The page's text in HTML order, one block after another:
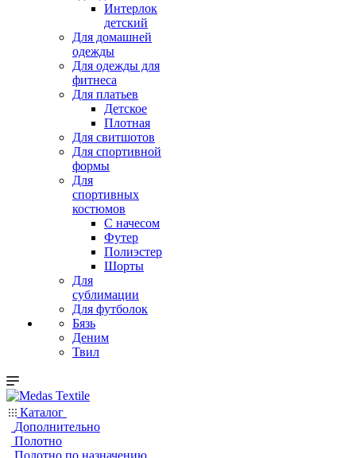
Интерлок
детский
Для домашней
одежды
Для одежды для
фитнеса
Для платьев
Детское
Плотная
Для свитшотов
Для спортивной
формы
Для
спортивных
костюмов
С начесом
Футер
Полиэстер
Шорты
Для
сублимации
Для футболок
Бязь
Деним
Твил
Каталог
Дополнительно
Полотно
Полотно по назначению